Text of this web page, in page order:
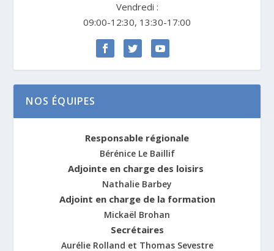
Vendredi :
09:00-12:30, 13:30-17:00
NOS ÉQUIPES
Responsable régionale
Bérénice Le Baillif
Adjointe en charge des loisirs
Nathalie Barbey
Adjoint en charge de la formation
Mickaël Brohan
Secrétaires
Aurélie Rolland et Thomas Sevestre